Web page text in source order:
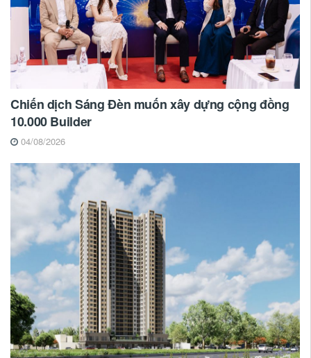
Chiến dịch Sáng Đèn muốn xây dựng cộng đồng
10.000 Builder
04/08/2026